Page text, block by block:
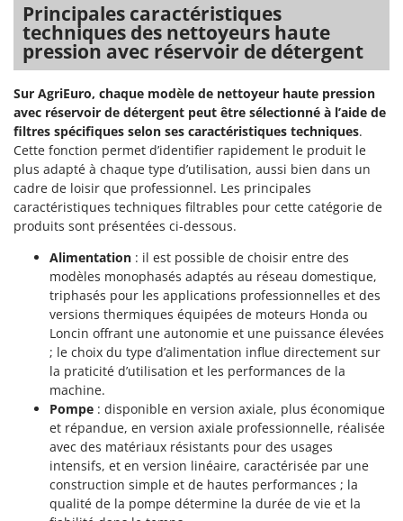
Principales caractéristiques
techniques des nettoyeurs haute
pression avec réservoir de détergent
Sur AgriEuro, chaque modèle de nettoyeur haute pression
avec réservoir de détergent peut être sélectionné à l’aide de
filtres spécifiques selon ses caractéristiques techniques.
Cette fonction permet d’identifier rapidement le produit le
plus adapté à chaque type d’utilisation, aussi bien dans un
cadre de loisir que professionnel. Les principales
caractéristiques techniques filtrables pour cette catégorie de
produits sont présentées ci-dessous.
Alimentation : il est possible de choisir entre des
modèles monophasés adaptés au réseau domestique,
triphasés pour les applications professionnelles et des
versions thermiques équipées de moteurs Honda ou
Loncin offrant une autonomie et une puissance élevées
; le choix du type d’alimentation influe directement sur
la praticité d’utilisation et les performances de la
machine.
Pompe : disponible en version axiale, plus économique
et répandue, en version axiale professionnelle, réalisée
avec des matériaux résistants pour des usages
intensifs, et en version linéaire, caractérisée par une
construction simple et de hautes performances ; la
qualité de la pompe détermine la durée de vie et la